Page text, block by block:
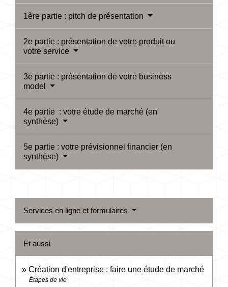
1ère partie : pitch de présentation
2e partie : présentation de votre produit ou
votre service
3e partie : présentation de votre business
model
4e partie : votre étude de marché (en
synthèse)
5e partie : votre prévisionnel financier (en
synthèse)
Services en ligne et formulaires
Et aussi
Création d'entreprise : faire une étude de marché
Étapes de vie